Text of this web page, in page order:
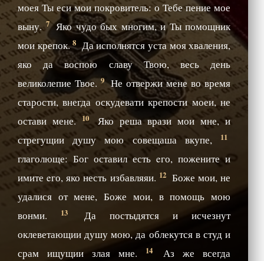
моея Ты еси мои покровитель: о Тебе пение мое
выну. 7 Яко чудо бых многим, и Ты помощник
мои крепок.8 Да исполнятся уста моя хваления,
яко да воспою славу Твою, весь день
великолепие Твое.9 Не отвержи мене во время
старости, внегда оскудевати крепости моеи, не
остави мене.10
Яко реша врази мои мне, и
стрегущии душу мою совещаша вкупе,
11
глаголюще: Бог оставил есть eго, пожените и
имите eго, яко несть избавляяи. 12 Боже мои, не
удалися от мене, Боже мои, в помощь мою
вонми.
13
Да постыдятся и исчезнут
оклеветающии душу мою, да облекутся в студ и
срам ищущии злая мне.
14
Аз же всегда